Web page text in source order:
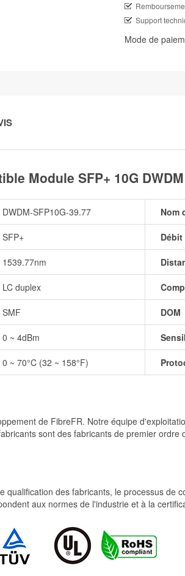
Support
Mode de
Module SFP+ 10G
DWDM-SFP10G-39.77 Nom
SFP+ Débit
1539.77nm
LC duplex
SMF DOM
0 ~ 4dBm
0 ~ 70°C (32 ~ 158°F)
de FibreFR. Notre équipe
sont des fabricants de premier
des fabricants, le processus
aux normes de l'industrie et à la